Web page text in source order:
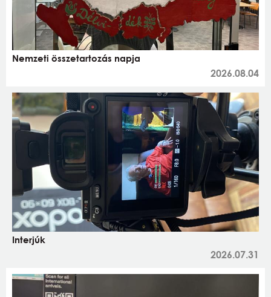
Nemzeti összetartozás napja
2026.08.04
Interjúk
2026.07.31